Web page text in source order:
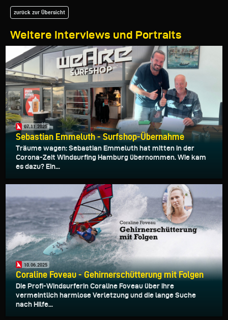
Weitere Interviews und Portraits
zurück zur Übersicht
07.11.2025
Sebastian Emmeluth - Surfshop-Übernahme
Träume wagen: Sebastian Emmeluth hat mitten in der
Corona-Zeit Windsurfing Hamburg übernommen. Wie kam
es dazu? Ein...
10.06.2025
Coraline Foveau - Gehirnerschütterung mit Folgen
Die Profi-Windsurferin Coraline Foveau über ihre
vermeintlich harmlose Verletzung und die lange Suche
nach Hilfe...